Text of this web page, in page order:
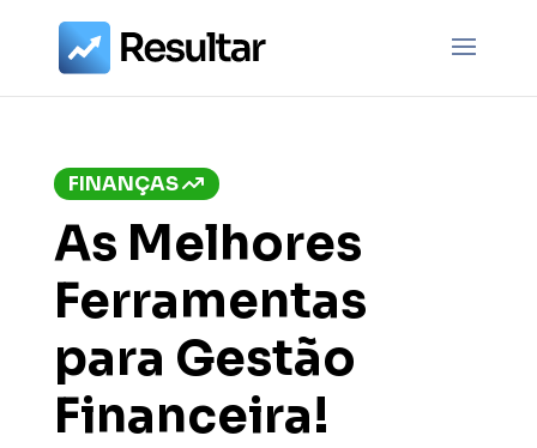
FINANÇAS
As Melhores
Ferramentas
para Gestão
Financeira!